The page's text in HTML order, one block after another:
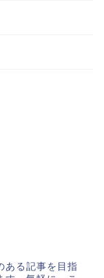
ある記事を目指